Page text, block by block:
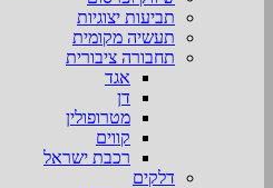
תביעות יצוגיות
תעשיה מקומית
תחבורה ציבורית
אגד
דן
מטרופולין
קווים
רכבת ישראל
דלקים